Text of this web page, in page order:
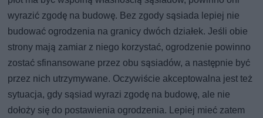
wyrazić zgodę na budowę. Bez zgody sąsiada lepiej nie
budować ogrodzenia na granicy dwóch działek. Jeśli obie
strony mają zamiar z niego korzystać, ogrodzenie powinno
zostać sfinansowane przez obu sąsiadów, a następnie być
przez nich utrzymywane. Oczywiście akceptowalna jest też
sytuacja, gdy sąsiad wyrazi zgodę na budowę, ale nie
dołoży się do postawienia ogrodzenia. Lepiej mieć zatem